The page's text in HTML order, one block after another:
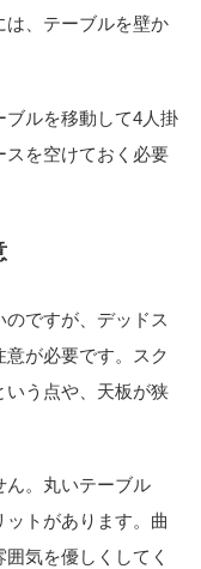
は、テーブルを壁か
ルを移動して4人掛
スを空けておく必要
ですが、デッドス
が必要です。スク
いう点や、天板が狭
ん。丸いテーブル
トがあります。曲
気を優しくしてく